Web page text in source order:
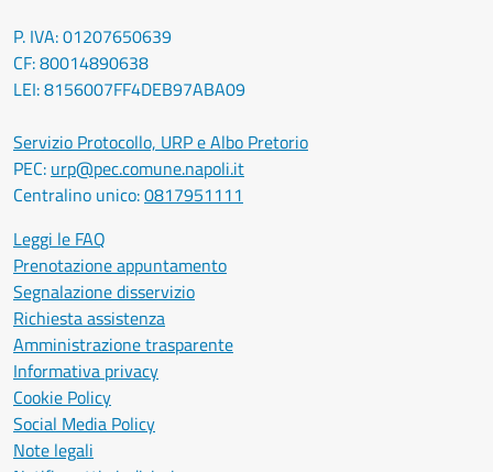
P. IVA: 01207650639
CF: 80014890638
LEI: 8156007FF4DEB97ABA09
Servizio Protocollo, URP e Albo Pretorio
PEC: urp@pec.comune.napoli.it
Centralino unico:0817951111
Leggi le FAQ
Prenotazione appuntamento
Segnalazione disservizio
Richiesta assistenza
Amministrazione trasparente
Informativa privacy
Cookie Policy
Social Media Policy
Note legali